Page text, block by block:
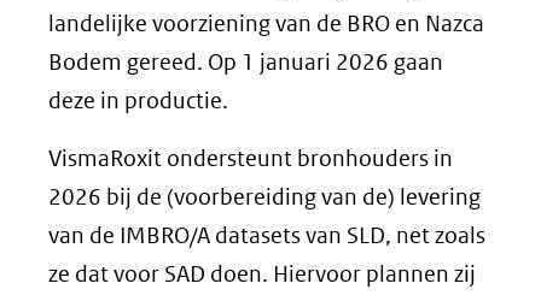
landelijke voorziening van de BRO en Nazca
Bodem gereed. Op 1 januari 2026 gaan
deze in productie.
VismaRoxit ondersteunt bronhouders in
2026 bij de (voorbereiding van de) levering
van de IMBRO/A datasets van SLD, net zoals
ze dat voor SAD doen. Hiervoor plannen zij